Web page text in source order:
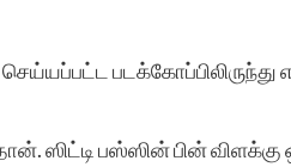
படக்கோப்பிலிருந்து
ஸிட்டி பஸ்ஸின் பின்